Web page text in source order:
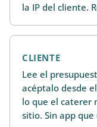
la IP del cliente.
CLIENTE
Lee el
acéptalo desde
lo que el caterer
sitio. Sin app